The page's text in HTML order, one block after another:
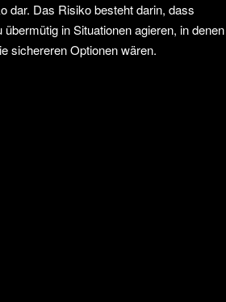
dar. Das Risiko besteht darin, dass
in Situationen agieren, in denen
sichereren Optionen wären.